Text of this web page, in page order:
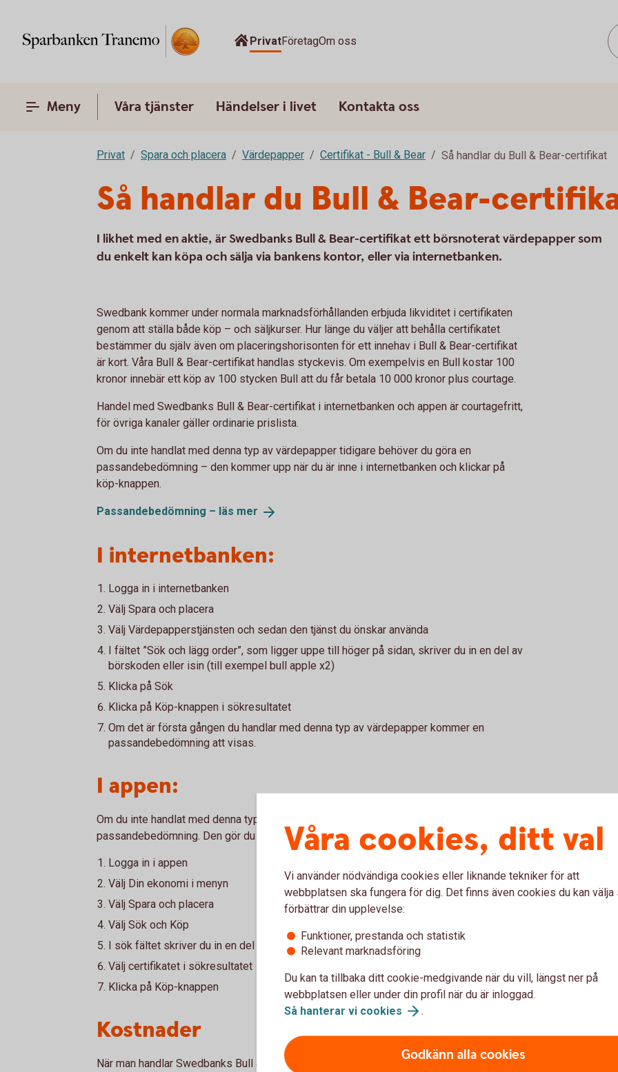
PrivatFöretagOm oss
Meny Våra tjänster Händelser i livet Kontakta oss
Privat Spara och placera Värdepapper Certifikat - Bull & Bear Så handlar du Bull & Bear-certifikat
Så handlar du Bull & Bear-
I likhet med en aktie, är Swedbanks Bull & Bear-certifikat ett börsnoterat värdepapper som
du enkelt kan köpa och sälja via bankens kontor, eller via internetbanken.
Swedbank kommer under normala marknadsförhållanden erbjuda likviditet i certifikaten
genom att ställa både köp – och säljkurser. Hur länge du väljer att behålla certifikatet
bestämmer du själv även om placeringshorisonten för ett innehav i Bull & Bear-certifikat
är kort. Våra Bull & Bear-certifikat handlas styckevis. Om exempelvis en Bull kostar 100
kronor innebär ett köp av 100 stycken Bull att du får betala 10 000 kronor plus courtage.
Handel med Swedbanks Bull & Bear-certifikat i internetbanken och appen är courtagefritt,
för övriga kanaler gäller ordinarie prislista.
Om du inte handlat med denna typ av värdepapper tidigare behöver du göra en
passandebedömning – den kommer upp när du är inne i internetbanken och klickar på
köp-knappen.
Passandebedömning – läs mer
I internetbanken:
Logga in i internetbanken
Välj Spara och placera
Välj Värdepapperstjänsten och sedan den tjänst du önskar använda
I fältet ”Sök och lägg order”, som ligger uppe till höger på sidan, skriver du in en del av
börskoden eller isin (till exempel bull apple x2)
Klicka på Sök
Klicka på Köp-knappen i sökresultatet
Om det är första gången du handlar med denna typ av värdepapper kommer en
passandebedömning att visas.
I appen:
Om du inte handlat med denna typ av värdepapper tidigare behöver du göra en
passandebedömning. Den gör du vid köp i internetbanken.
Logga in i appen
Välj Din ekonomi i menyn
Välj Spara och placera
Välj Sök och Köp
I sök fältet skriver du in en del av börskoden eller isin (till exempel bull apple x2)
Välj certifikatet i sökresultatet
Klicka på Köp-knappen
Kostnader
När man handlar Swedbanks Bull & Bear-certifikat betalar man courtage, precis som vid
Våra cookies, ditt val
Vi använder nödvändiga cookies eller liknande tekniker för att
webbplatsen ska fungera för dig. Det finns även cookies du kan välja
förbättrar din upplevelse:
Funktioner, prestanda och statistik
Relevant marknadsföring
Du kan ta tillbaka ditt cookie-medgivande när du vill, längst ner på
webbplatsen eller under din profil när du är inloggad.
Så hanterar vi cookies .
Godkänn alla cookies